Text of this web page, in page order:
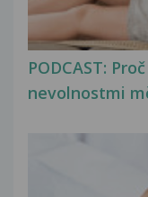
PODCAST:
nevolnostmi